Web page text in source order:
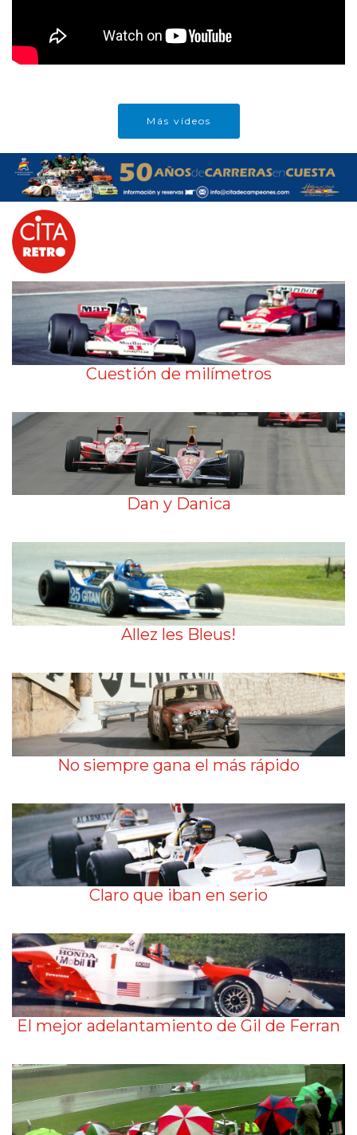
Más vídeos
Cuestión de milímetros
Dan y Danica
Allez les Bleus!
No siempre gana el más rápido
Claro que iban en serio
El mejor adelantamiento de Gil de Ferran